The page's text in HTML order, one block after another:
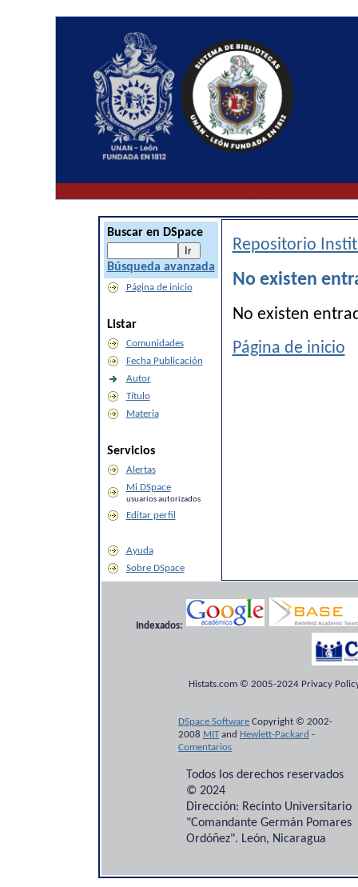
Buscar en DSpace
Búsqueda avanzada
Página de inicio
Listar
Comunidades
Fecha Publicación
Autor
Título
Materia
Servicios
Alertas
Mi DSpace
usuarios autorizados
Editar perfil
Ayuda
Sobre DSpace
Repositorio
No existen
No existen
Página de inicio
Indexados:
Histats.com © 2005-2024 Privacy
DSpace Software Copyright © 2002-
2008 MITand Hewlett-Packard -
Comentarios
Todos los derechos reservados
© 2024
Dirección: Recinto Universitario
"Comandante Germán Pomares
Ordóñez". León, Nicaragua